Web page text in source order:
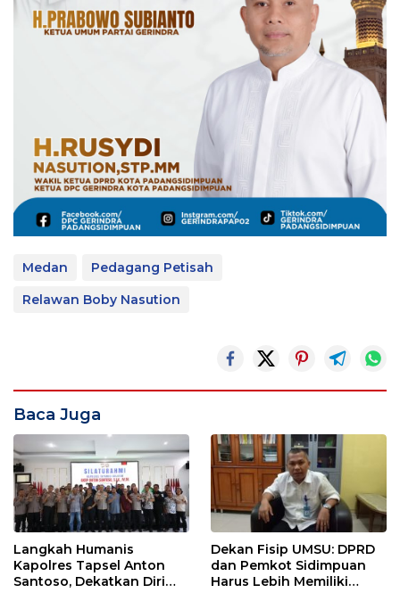
Medan
Pedagang Petisah
Relawan Boby Nasution
Baca Juga
Langkah Humanis
Kapolres Tapsel Anton
Santoso, Dekatkan Diri
Dekan Fisip UMSU: DPRD
dan Pemkot Sidimpuan
Harus Lebih Memiliki